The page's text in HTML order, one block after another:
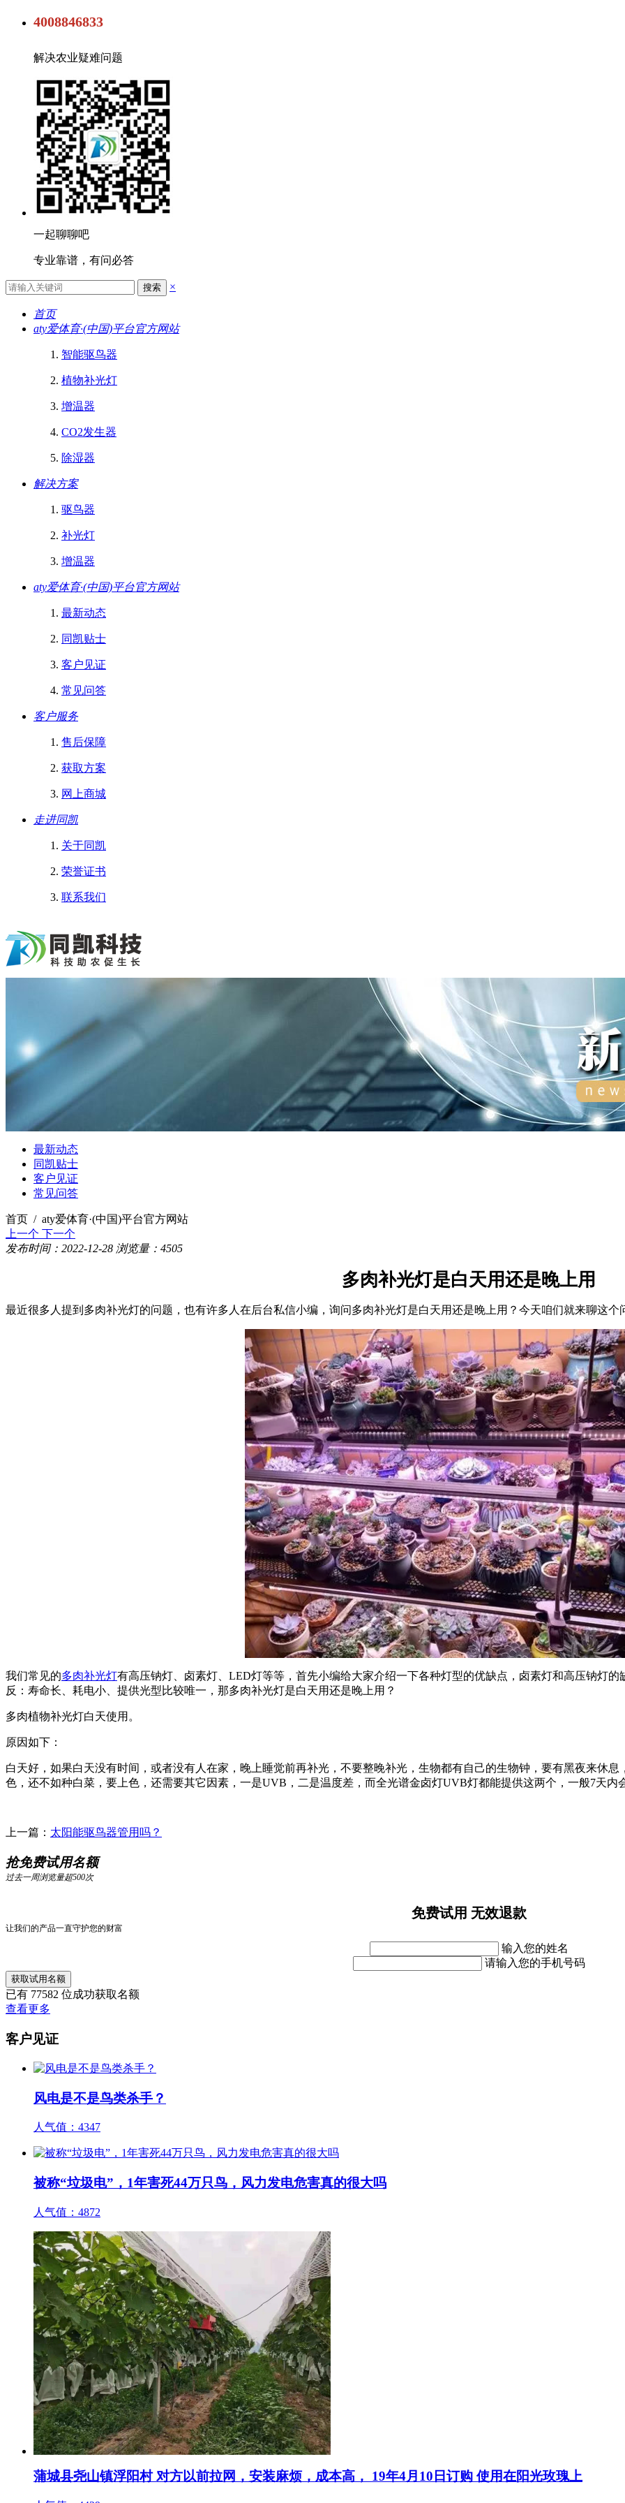
4008846833
解决农业疑难问题
一起聊聊吧
专业靠谱，有问必答
搜索 ×
首页
aty爱体育·(中国)平台官方网站
智能驱鸟器
植物补光灯
增温器
CO2发生器
除湿器
解决方案
驱鸟器
补光灯
增温器
aty爱体育·(中国)平台官方网站
最新动态
同凯贴士
客户见证
常见问答
客户服务
售后保障
获取方案
网上商城
走进同凯
关于同凯
荣誉证书
联系我们
最新动态
同凯贴士
客户见证
常见问答
首页 / aty爱体育·(中国)平台官方网站
上一个 下一个
发布时间：2022-12-28 浏览量：4505
多肉补光灯是白天用还是晚上用
最近很多人提到多肉补光灯的问题，也有许多人在后台私信小编，询问多肉补光灯是白天用还是晚上用？今天咱们就来聊这个
我们常见的多肉补光灯有高压钠灯、卤素灯、LED灯等等，首先小编给大家介绍一下各种灯型的优缺点，卤素灯和高压钠灯
反：寿命长、耗电小、提供光型比较唯一，那多肉补光灯是白天用还是晚上用？
多肉植物补光灯白天使用。
原因如下：
白天好，如果白天没有时间，或者没有人在家，晚上睡觉前再补光，不要整晚补光，生物都有自己的生物钟，要有黑夜来休
色，还不如种白菜，要上色，还需要其它因素，一是UVB，二是温度差，而全光谱金卤灯UVB灯都能提供这两个，一般7天内
上一篇： 太阳能驱鸟器管用吗？
抢免费试用名额
过去一周浏览量超500次
免费试用 无效退款
让我们的产品一直守护您的财富
输入您的姓名
请输入您的手机号码
获取试用名额
已有 77582 位成功获取名额
查看更多
客户见证
风电是不是鸟类杀手？
人气值： 4347
被称“垃圾电”，1年害死44万只鸟，风力发电危害真的很大吗
人气值： 4872
蒲城县尧山镇浮阳村 对方以前拉网，安装麻烦，成本高， 19年4月10日订购 使用在阳光玫瑰上